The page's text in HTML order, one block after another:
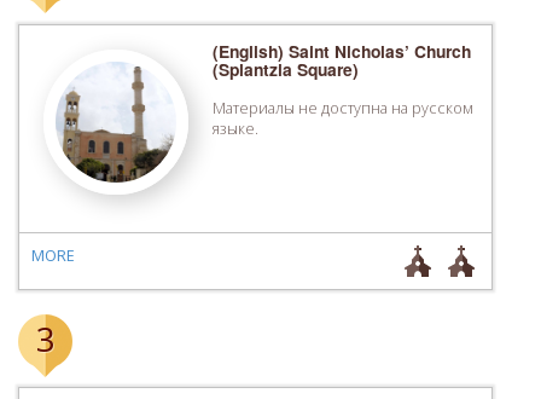
(English) Saint Nicholas’ Church
(Splantzia Square)
Материалы не доступна на русском
языке.
MORE
3